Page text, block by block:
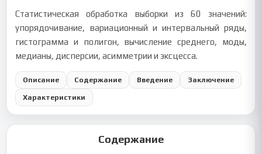
Статистическая обработка выборки из 60 значений:
упорядочивание, вариационный и интервальный ряды,
гистограмма и полигон, вычисление среднего, моды,
медианы, дисперсии, асимметрии и эксцесса.
Описание Содержание Введение Заключение
Характеристики
Содержание